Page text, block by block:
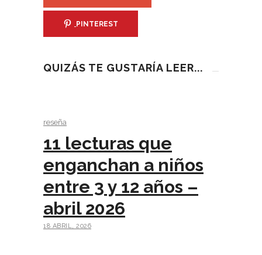
PINTEREST
QUIZÁS TE GUSTARÍA LEER...
reseña
11 lecturas que
enganchan a niños
entre 3 y 12 años –
abril 2026
18 ABRIL, 2026